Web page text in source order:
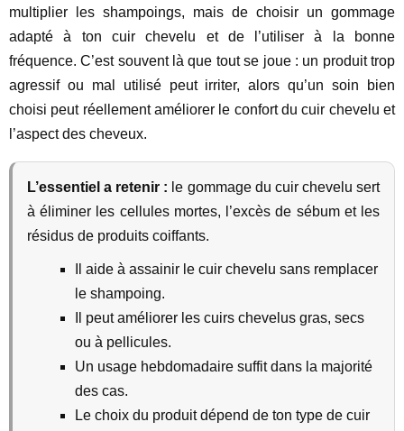
multiplier les shampoings, mais de choisir un gommage
adapté à ton cuir chevelu et de l’utiliser à la bonne
fréquence. C’est souvent là que tout se joue : un produit trop
agressif ou mal utilisé peut irriter, alors qu’un soin bien
choisi peut réellement améliorer le confort du cuir chevelu et
l’aspect des cheveux.
L’essentiel a retenir : le gommage du cuir chevelu sert
à éliminer les cellules mortes, l’excès de sébum et les
résidus de produits coiffants.
Il aide à assainir le cuir chevelu sans remplacer
le shampoing.
Il peut améliorer les cuirs chevelus gras, secs
ou à pellicules.
Un usage hebdomadaire suffit dans la majorité
des cas.
Le choix du produit dépend de ton type de cuir